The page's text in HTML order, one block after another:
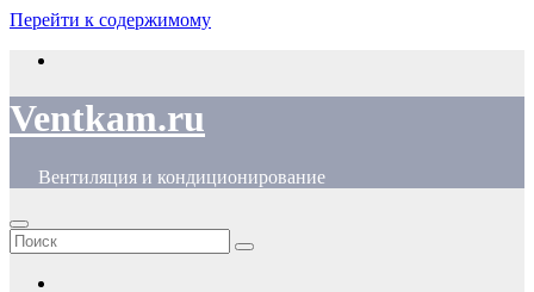
Перейти к содержимому
Ventkam.ru
Вентиляция и кондиционирование